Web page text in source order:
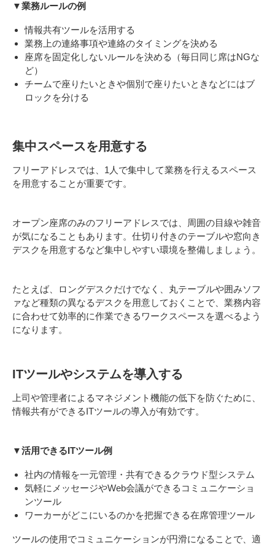
▼業務ルールの例
情報共有ツールを活用する
業務上の連絡事項や連絡のタイミングを決める
座席を固定化しないルールを決める（毎日同じ席はNGな
ど）
チームで座りたいときや個別で座りたいときなどにはブ
ロックを分ける
集中スペースを用意する
フリーアドレスでは、1人で集中して業務を行えるスペース
を用意することが重要です。
オープン座席のみのフリーアドレスでは、周囲の目線や雑音
が気になることもあります。仕切り付きのテーブルや窓向き
デスクを用意するなど集中しやすい環境を整備しましょう。
たとえば、ロングデスクだけでなく、丸テーブルや囲みソフ
ァなど種類の異なるデスクを用意しておくことで、業務内容
に合わせて効率的に作業できるワークスペースを選べるよう
になります。
ITツールやシステムを導入する
上司や管理者によるマネジメント機能の低下を防ぐために、
情報共有ができるITツールの導入が有効です。
▼活用できるITツール例
社内の情報を一元管理・共有できるクラウド型システム
気軽にメッセージやWeb会議ができるコミュニケーショ
ンツール
ワーカーがどこにいるのかを把握できる在席管理ツール
ツールの使用でコミュニケーションが円滑になることで、適